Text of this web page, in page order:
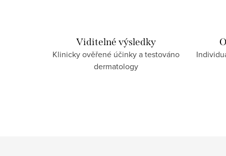
Viditelné výsledky
Klinicky ověřené účinky a testováno
dermatology